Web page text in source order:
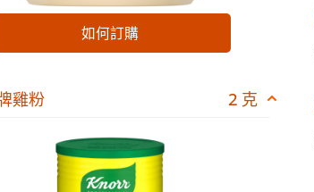
如何訂購
雞粉 2 克